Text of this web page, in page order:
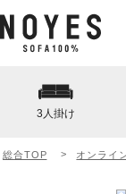
3人掛け
総合TOP オンライ